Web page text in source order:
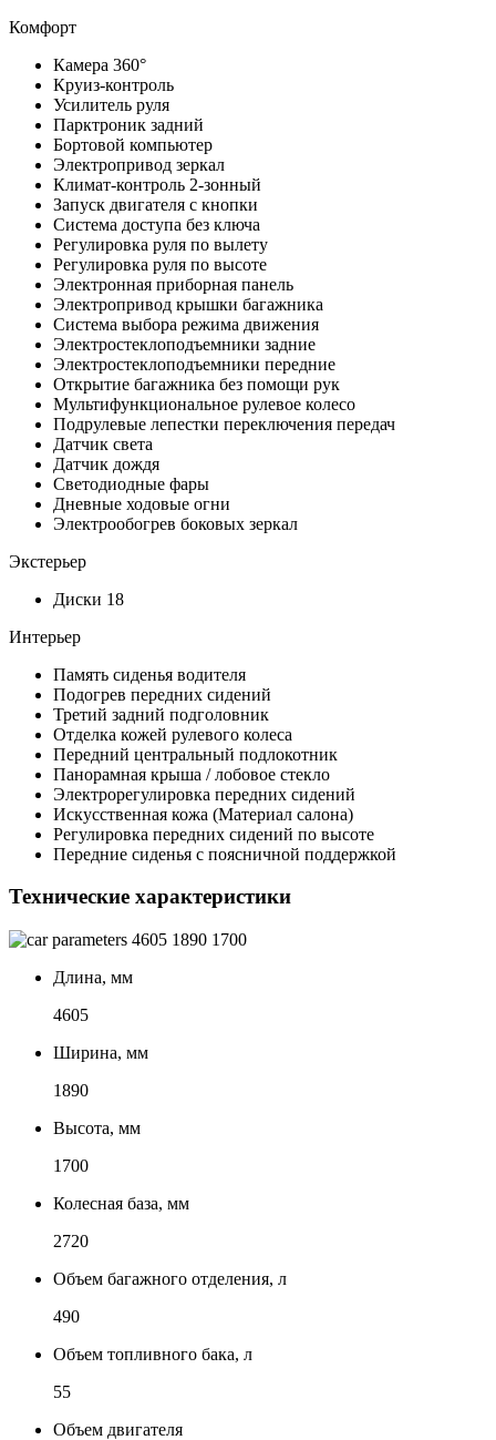
Комфорт
Камера 360°
Круиз-контроль
Усилитель руля
Парктроник задний
Бортовой компьютер
Электропривод зеркал
Климат-контроль 2-зонный
Запуск двигателя с кнопки
Система доступа без ключа
Регулировка руля по вылету
Регулировка руля по высоте
Электронная приборная панель
Электропривод крышки багажника
Система выбора режима движения
Электростеклоподъемники задние
Электростеклоподъемники передние
Открытие багажника без помощи рук
Мультифункциональное рулевое колесо
Подрулевые лепестки переключения передач
Датчик света
Датчик дождя
Светодиодные фары
Дневные ходовые огни
Электрообогрев боковых зеркал
Экстерьер
Диски 18
Интерьер
Память сиденья водителя
Подогрев передних сидений
Третий задний подголовник
Отделка кожей рулевого колеса
Передний центральный подлокотник
Панорамная крыша / лобовое стекло
Электрорегулировка передних сидений
Искусственная кожа (Материал салона)
Регулировка передних сидений по высоте
Передние сиденья с поясничной поддержкой
Технические характеристики
4605 1890 1700
Длина, мм
4605
Ширина, мм
1890
Высота, мм
1700
Колесная база, мм
2720
Объем багажного отделения, л
490
Объем топливного бака, л
55
Объем двигателя